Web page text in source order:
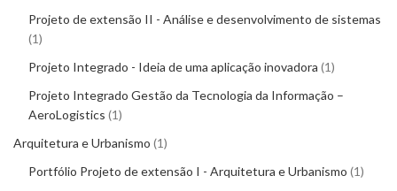
Projeto de extensão II - Análise e desenvolvimento de sistemas
1
Projeto Integrado - Ideia de uma aplicação inovadora 1
Projeto Integrado Gestão da Tecnologia da Informação –
AeroLogistics 1
Arquitetura e Urbanismo 1
Portfólio Projeto de extensão I - Arquitetura e Urbanismo 1